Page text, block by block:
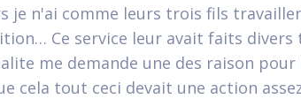
je n'ai comme leurs trois fils
Ce service leur avait faits divers
me demande une des raison
cela tout ceci devait une action